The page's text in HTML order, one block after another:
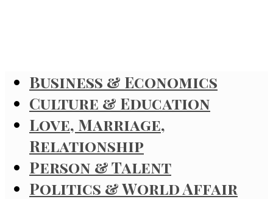
Business & Economics
Culture & Education
Love, Marriage,
Relationship
Person & Talent
Politics & World Affair